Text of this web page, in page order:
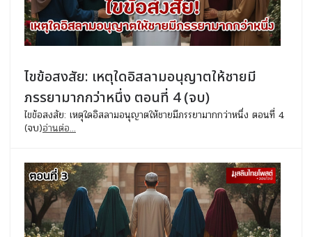
ไขข้อสงสัย: เหตุใดอิสลามอนุญาตให้ชายมี
ภรรยามากกว่าหนึ่ง ตอนที่ 4 (จบ)
ไขข้อสงสัย: เหตุใดอิสลามอนุญาตให้ชายมีภรรยามากกว่าหนึ่ง ตอนที่ 4
(จบ)อ่านต่อ...